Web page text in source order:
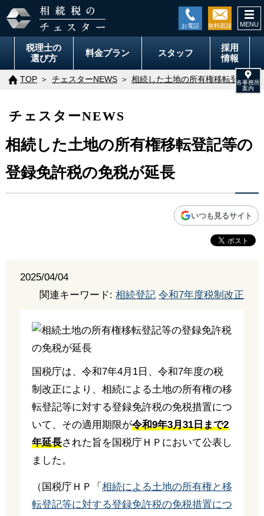
税理士の
選び方
料金プラン スタッフ
採用
情報
TOP チェスターNEWS 相続した土地の所有権移転登記等
チェスターNEWS
相続した土地の所有権移転登記等の
登録免許税の免税が延長
いつも見るサイト
2025/04/04
関連キーワード:相続登記 令和7年度税制改正
国税庁は、令和7年4月1日、令和7年度の税
制改正により、相続による土地の所有権の移
転登記等に対する登録免許税の免税措置につ
いて、その適用期限が令和9年3月31日まで2
年延長された旨を国税庁ＨＰにおいて公表し
ました。
（国税庁ＨＰ「 相続による土地の所有権と移
転登記等に対する登録免許税の免税措置につ